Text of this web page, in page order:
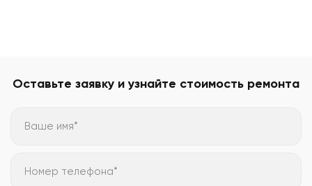
Оставьте заявку и узнайте стоимость ремонта
Ваше имя*
Номер телефона*